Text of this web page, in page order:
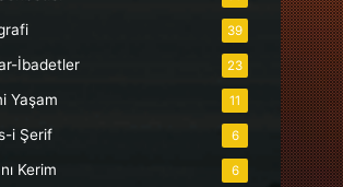
39
İbadetler 23
Yaşam 11
i Şerif 6
Kerim 6